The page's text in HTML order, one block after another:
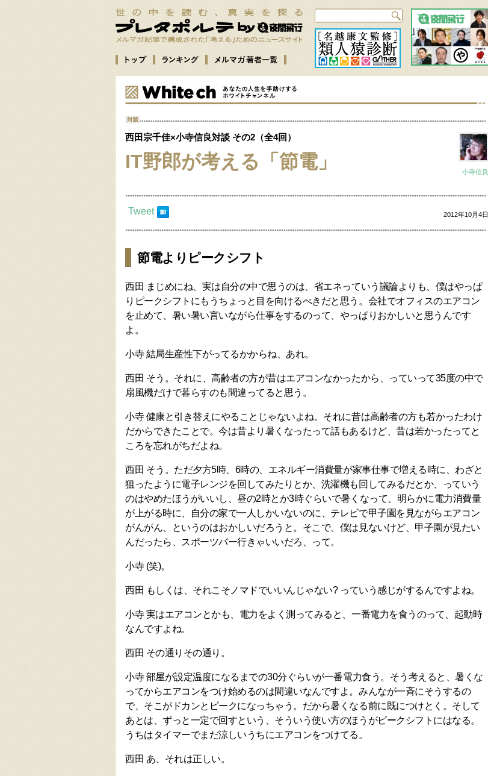
小寺信良
西田宗千佳×小寺信良対談 その2（全4回）
IT野郎が考える「節電」
2012年10月4日
Tweet
節電よりピークシフト
西田 まじめにね、実は自分の中で思うのは、省エネっていう議論よりも、僕はやっぱ
りピークシフトにもうちょっと目を向けるべきだと思う。会社でオフィスのエアコン
を止めて、暑い暑い言いながら仕事をするのって、やっぱりおかしいと思うんです
よ。
小寺 結局生産性下がってるかからね、あれ。
西田 そう。それに、高齢者の方が昔はエアコンなかったから、っていって35度の中で
扇風機だけで暮らすのも間違ってると思う。
小寺 健康と引き替えにやることじゃないよね。それに昔は高齢者の方も若かったわけ
だからできたことで。今は昔より暑くなったって話もあるけど、昔は若かったってと
ころを忘れがちだよね。
西田 そう。ただ夕方5時、6時の、エネルギー消費量が家事仕事で増える時に、わざと
狙ったように電子レンジを回してみたりとか、洗濯機も回してみるだとか、っていう
のはやめたほうがいいし、昼の2時とか3時ぐらいで暑くなって、明らかに電力消費量
が上がる時に、自分の家で一人しかいないのに、テレビで甲子園を見ながらエアコン
がんがん、というのはおかしいだろうと。そこで、僕は見ないけど、甲子園が見たい
んだったら、スポーツバー行きゃいいだろ、って。
小寺 (笑)。
西田 もしくは、それこそノマドでいいんじゃない? っていう感じがするんですよね。
小寺 実はエアコンとかも、電力をよく測ってみると、一番電力を食うのって、起動時
なんですよね。
西田 その通りその通り。
小寺 部屋が設定温度になるまでの30分ぐらいが一番電力食う。そう考えると、暑くな
ってからエアコンをつけ始めるのは間違いなんですよ。みんなが一斉にそうするの
で、そこがドカンとピークになっちゃう。だから暑くなる前に既につけとく。そして
あとは、ずっと一定で回すという、そういう使い方のほうがピークシフトにはなる。
うちはタイマーでまだ涼しいうちにエアコンをつけてる。
西田 あ、それは正しい。